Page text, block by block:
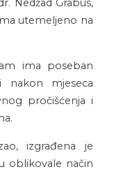
Nedžad Grabus,
utemeljeno na
ima poseban
nakon mjeseca
pročišćenja i
izgrađena je
oblikovale način